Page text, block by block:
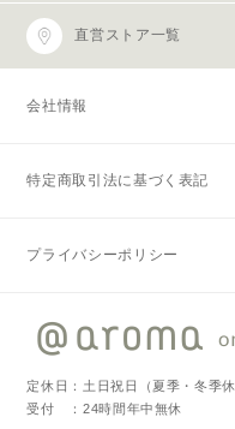
直営ストア一覧
会社情報
特定商取引法に基づく表記
プライバシーポリシー
定休日：土日祝日（夏季・冬季休
受付 ：24時間年中無休